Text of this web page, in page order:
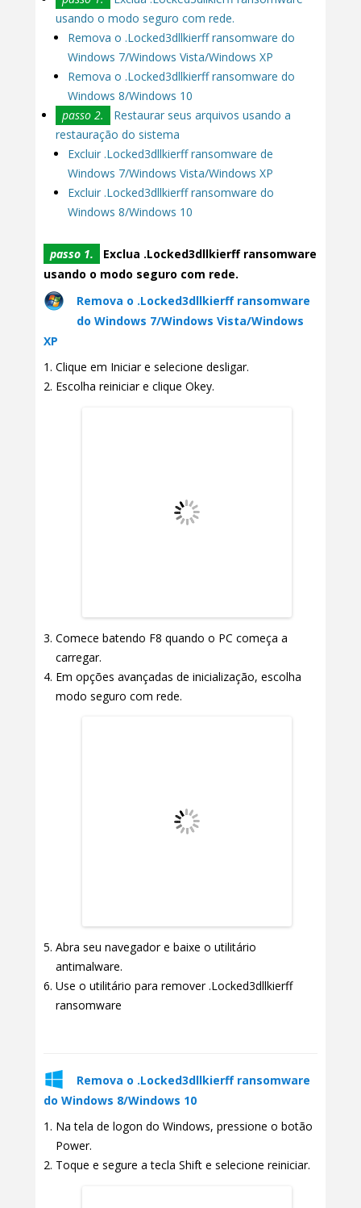
usando o modo seguro com rede.
Remova o .Locked3dllkierff ransomware do
Windows 7/Windows Vista/Windows XP
Remova o .Locked3dllkierff ransomware do
Windows 8/Windows 10
passo 2.
Restaurar seus arquivos usando a
restauração do sistema
Excluir .Locked3dllkierff ransomware de
Windows 7/Windows Vista/Windows XP
Excluir .Locked3dllkierff ransomware do
Windows 8/Windows 10
passo 1.
Exclua .Locked3dllkierff ransomware
usando o modo seguro com rede.
Remova o .Locked3dllkierff ransomware
do Windows 7/Windows Vista/Windows
XP
Clique em Iniciar e selecione desligar.
Escolha reiniciar e clique Okey.
Comece batendo F8 quando o PC começa a
carregar.
Em opções avançadas de inicialização, escolha
modo seguro com rede.
Abra seu navegador e baixe o utilitário
antimalware.
Use o utilitário para remover .Locked3dllkierff
ransomware
Remova o .Locked3dllkierff ransomware
do Windows 8/Windows 10
Na tela de logon do Windows, pressione o botão
Power.
Toque e segure a tecla Shift e selecione reiniciar.